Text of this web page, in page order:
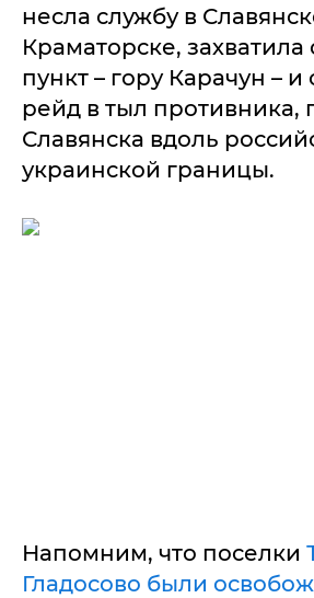
несла службу в
Краматорске,
пункт – гору Карачун –
рейд в тыл противника,
Славянска вдоль
украинской границы.
Напомним, что поселки
Гладосово были